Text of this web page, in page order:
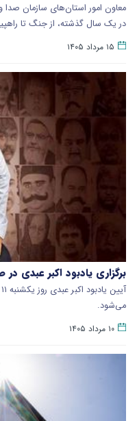
معاون امور استان‌های سازمان صدا و
در یک سال گذشته، از جنگ تا
۱۵ مرداد ۱۴۰۵
برگزاری یادبود اکبر عبدی در
می‌شود.
۱۰ مرداد ۱۴۰۵